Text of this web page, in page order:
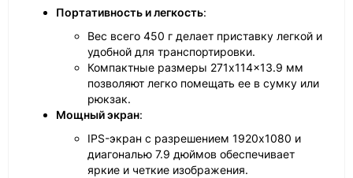
Портативность и легкость:
Вес всего 450 г делает приставку легкой и
удобной для транспортировки.
Компактные размеры 271x114x13.9 мм
позволяют легко помещать ее в сумку или
рюкзак.
Мощный экран:
IPS-экран с разрешением 1920x1080 и
диагональю 7.9 дюймов обеспечивает
яркие и четкие изображения.